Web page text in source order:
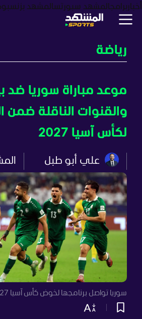
أخبار برامجالمشهد سبورتسالمشهد بزنس
رياضة
موعد مباراة سوريا ضد
والقنوات الناقلة ضمن
لكأس آسيا 2027
علي أبو طبل
سوريا تواصل برنامجها لخوض كأس آسيا 2027 (رويترز)